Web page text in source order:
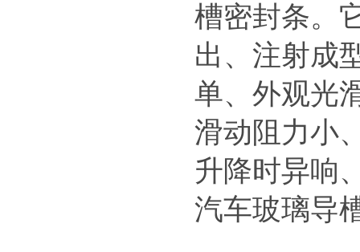
槽密封条。
出、注射成
单、外观光
滑动阻力小
升降时异响
汽车玻璃导